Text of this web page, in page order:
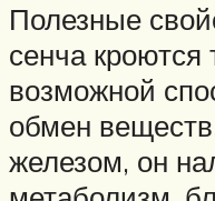
Полезные
сенча кроются
возможной
обмен
железом, он